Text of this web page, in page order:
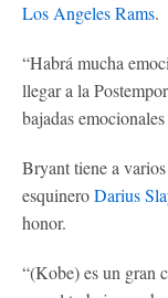
Los Angeles Rams.
“Habrá mucha
llegar a la
bajadas
Bryant tiene a
esquineroDarius
honor.
“(Kobe) es un gran